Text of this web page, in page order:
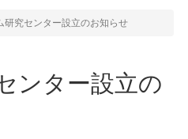
研究センター設立のお知らせ
ンター設立の